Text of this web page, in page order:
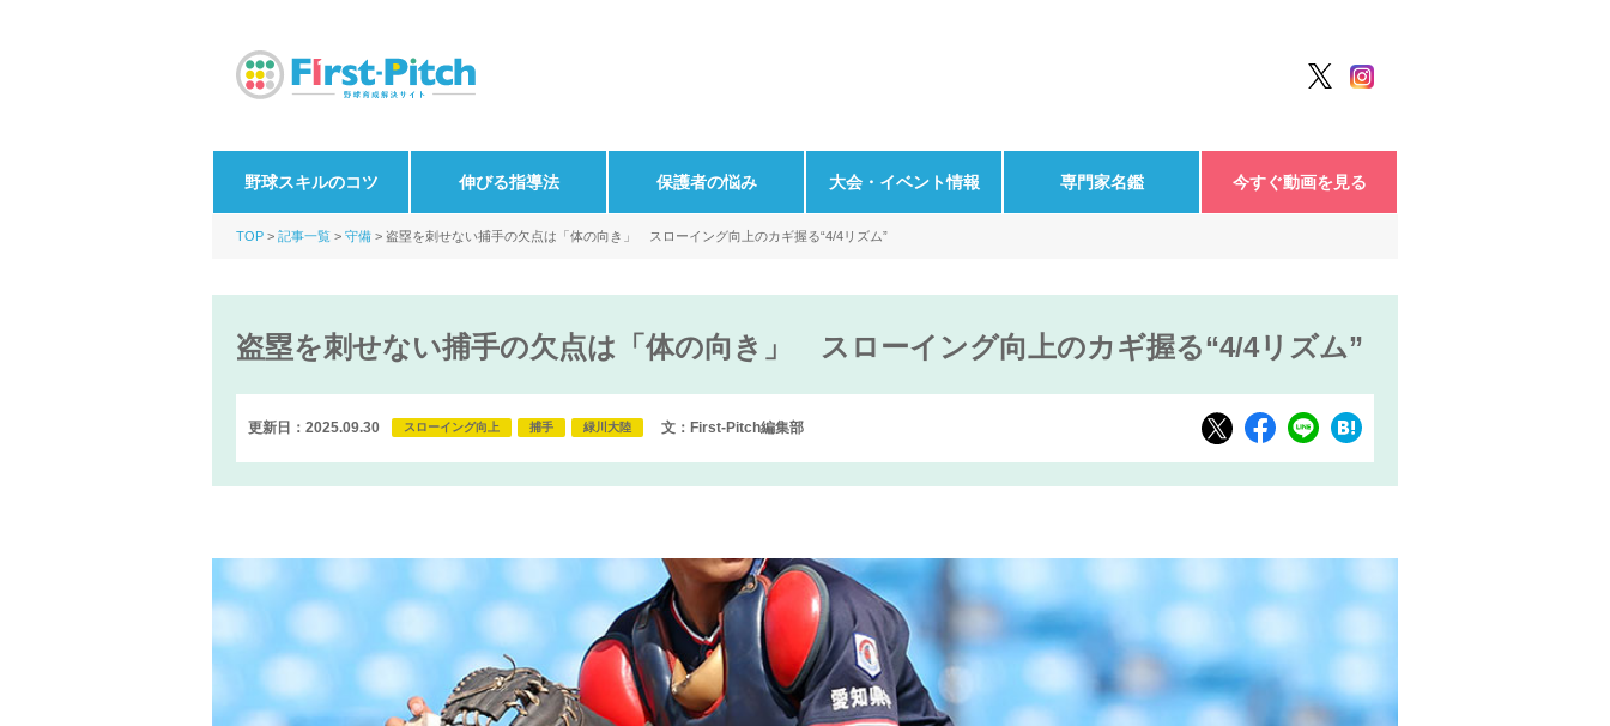
野球スキルのコツ 伸びる指導法 保護者の悩み 大会・イベント情報 専門家名鑑 今すぐ動画を見る
TOP 記事一覧 守備 盗塁を刺せない捕手の欠点は「体の向き」 スローイング向上のカギ握る“4/4リズム”
盗塁を刺せない捕手の欠点は「体の向き」 スローイング向上のカギ握る“4/4リズム”
更新日：2025.09.30 スローイング向上 捕手 緑川大陸 文：First-Pitch編集部